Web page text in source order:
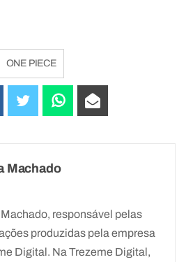
ONE PIECE
Machado
responsável pelas
produzidas pela empresa
Digital. Na Trezeme Digital,